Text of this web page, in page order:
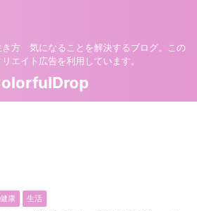
き方 気になることを解決するブログ。この
エイト広告を利用しています。
康 生活